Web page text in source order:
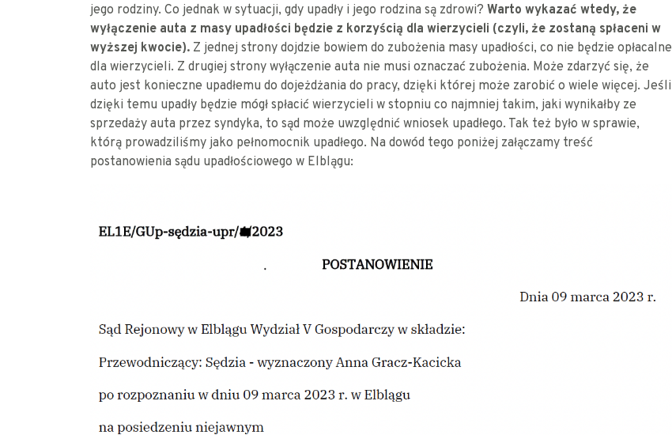
jego rodziny. Co jednak w sytuacji, gdy upadły i jego rodzina są zdrowi? Warto wykazać wtedy, że
wyłączenie auta z masy upadłości będzie z korzyścią dla wierzycieli (czyli, że zostaną spłaceni w
wyższej kwocie). Z jednej strony dojdzie bowiem do zubożenia masy upadłości, co nie będzie opłacalne
dla wierzycieli. Z drugiej strony wyłączenie auta nie musi oznaczać zubożenia. Może zdarzyć się, że
auto jest konieczne upadłemu do dojeżdżania do pracy, dzięki której może zarobić o wiele więcej. Jeśli
dzięki temu upadły będzie mógł spłacić wierzycieli w stopniu co najmniej takim, jaki wynikałby ze
sprzedaży auta przez syndyka, to sąd może uwzględnić wniosek upadłego. Tak też było w sprawie,
którą prowadziliśmy jako pełnomocnik upadłego. Na dowód tego poniżej załączamy treść
postanowienia sądu upadłościowego w Elblągu: